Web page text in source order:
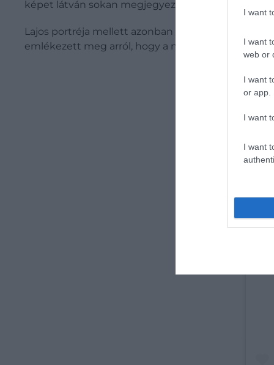
I want
I want
web or
I want
or app.
I want
I want
képet látván sokan megjegyezték, hogy a
Lajos portréja mellett azonban egy másik fontos
emlékezett meg arról, hogy a néhai Erzsébet